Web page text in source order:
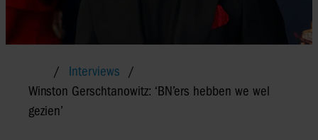
Interviews
Winston Gerschtanowitz: ‘BN’ers hebben we wel
gezien’